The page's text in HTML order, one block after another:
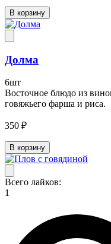
В корзину
Долма
6шт
Восточное блюдо из
говяжьего фарша и риса.
350 ₽
В корзину
Всего лайков:
1